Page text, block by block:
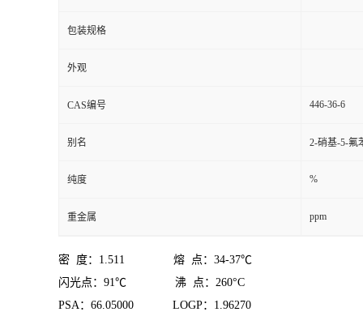
包装规格
外观
CAS编号 446-36-6
别名 2-硝基-5-氟
纯度 %
重金属 ppm
密 度： 1.511 熔 点：34-37℃
闪光点： 91℃ 沸 点：260°C
PSA：66.05000
LOGP：1.96270